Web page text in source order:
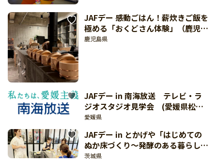
JAFデー 感動ごはん！薪炊きご飯を
極める「おくどさん体験」（鹿児島
県薩摩川内市：8月26日開催）
鹿児島県
JAFデー in 南海放送 テレビ・ラ
ジオスタジオ見学会 (愛媛県松山
市：8月21日開催）
愛媛県
JAFデー in とかげや「はじめての
ぬか床づくり～発酵のある暮らし
～」（茨城県ひたちなか市：8月22
茨城県